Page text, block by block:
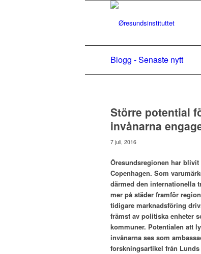
Blogg - Senaste nytt
Större potential
invånarna
7 juli, 2016
Öresundsregionen har blivit
Copenhagen. Som
därmed den internationella
mer på städer framför
tidigare marknadsföring
främst av politiska enheter
kommuner. Potentialen att
invånarna ses som
forskningsartikel från